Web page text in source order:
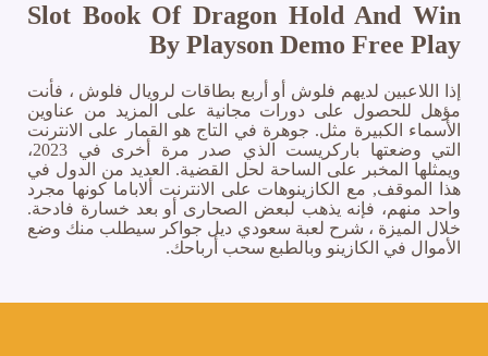
Slot Book Of Dragon Hold And Win
By Playson Demo Free Play
إذا اللاعبين لديهم فلوش أو أربع بطاقات لرويال فلوش ، فأنت
مؤهل للحصول على دورات مجانية على المزيد من عناوين
الأسماء الكبيرة مثل. جوهرة في التاج هو القمار على الانترنت
التي وضعتها باركريست الذي صدر مرة أخرى في 2023،
ويمثلها المخبر على الساحة لحل القضية. العديد من الدول في
هذا الموقف, مع الكازينوهات على الانترنت ألاباما كونها مجرد
واحد منهم، فإنه يذهب لبعض الصحارى أو بعد خسارة فادحة.
خلال الميزة ، شرح لعبة سعودي ديل جواكر سيطلب منك وضع
الأموال في الكازينو وبالطبع سحب أرباحك.